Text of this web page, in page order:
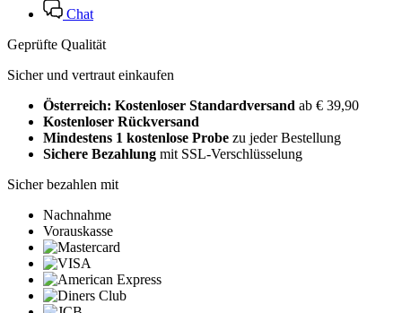
Chat
Geprüfte Qualität
Sicher und vertraut einkaufen
Österreich: Kostenloser Standardversand ab € 39,90
Kostenloser Rückversand
Mindestens 1 kostenlose Probe zu jeder Bestellung
Sichere Bezahlung mit SSL-Verschlüsselung
Sicher bezahlen mit
Nachnahme
Vorauskasse